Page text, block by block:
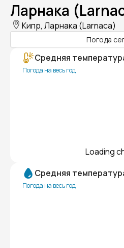
Ларнака
Кипр, Ларнака (Larnaca)
Погода
Средняя
Погода на весь год
Loading
Средняя
Погода на весь год